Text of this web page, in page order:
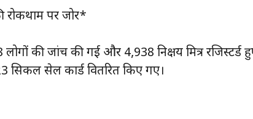
पर जोर*
लोगों की जांच की गई और 4,938 निक्षय मित्र
सेल कार्ड वितरित किए गए।